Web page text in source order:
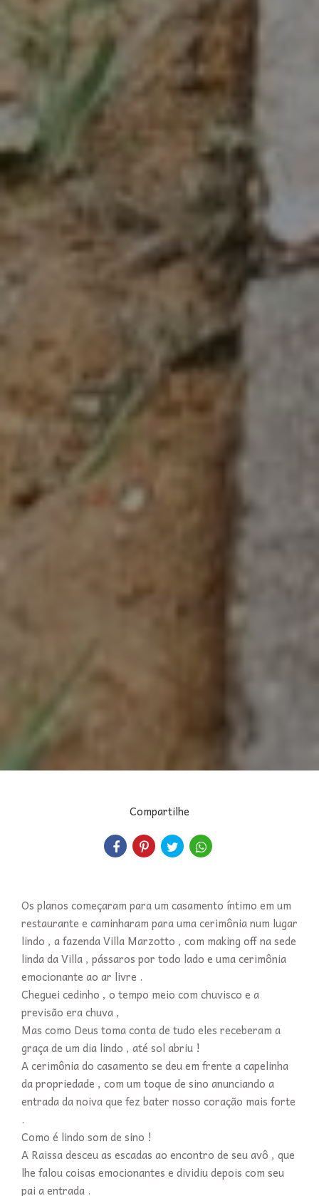
Compartilhe
Os planos começaram para um casamento íntimo em um
restaurante e caminharam para uma cerimônia num lugar
lindo , a fazenda Villa Marzotto , com making off na sede
linda da Villa , pássaros por todo lado e uma cerimônia
emocionante ao ar livre .
Cheguei cedinho , o tempo meio com chuvisco e a
previsão era chuva ,
Mas como Deus toma conta de tudo eles receberam a
graça de um dia lindo , até sol abriu !
A cerimônia do casamento se deu em frente a capelinha
da propriedade , com um toque de sino anunciando a
entrada da noiva que fez bater nosso coração mais forte
.
Como é lindo som de sino !
A Raissa desceu as escadas ao encontro de seu avô , que
lhe falou coisas emocionantes e dividiu depois com seu
pai a entrada .